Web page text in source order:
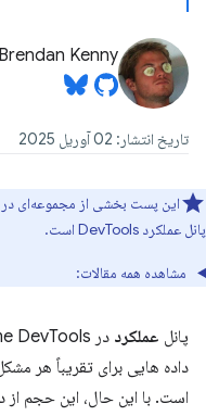
Brendan Kenny
تاریخ انتشار: 02 آوریل 2025
پانل عملکرد DevTools است.
مشاهده همه مقالات:
پانل عملکرد
داده هایی برای تقریباً هر
است. با این حال، این حجم از